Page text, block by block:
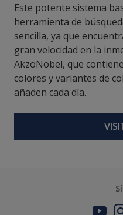
Este potente sistema
herramienta de
sencilla, ya que
gran velocidad en la
AkzoNobel, que
colores y variantes de
añaden cada día.